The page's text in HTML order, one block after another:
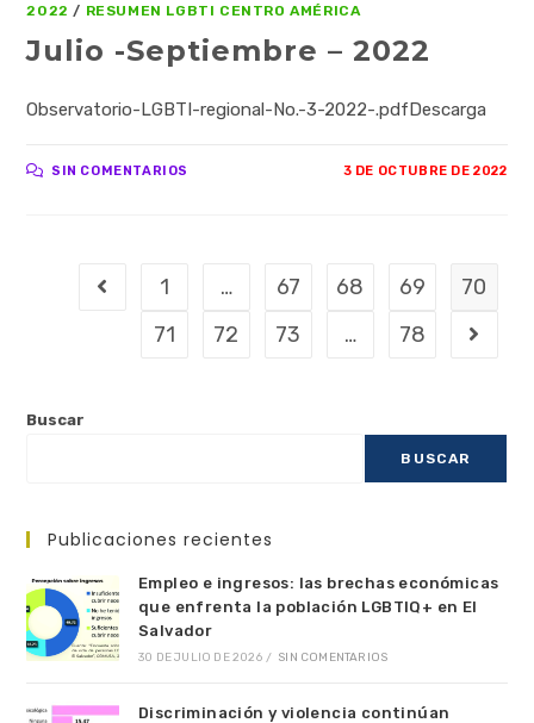
2022 / RESUMEN LGBTI CENTRO AMÉRICA
Julio -Septiembre – 2022
Observatorio-LGBTI-regional-No.-3-2022-.pdfDescarga
SIN COMENTARIOS 3 DE OCTUBRE DE 2022
1 … 67 68 69
70
71
72 73 … 78
Buscar
BUSCAR
Publicaciones recientes
Empleo e ingresos: las brechas económicas
que enfrenta la población LGBTIQ+ en El
Salvador
30 DE JULIO DE 2026 / SIN COMENTARIOS
Discriminación y violencia continúan